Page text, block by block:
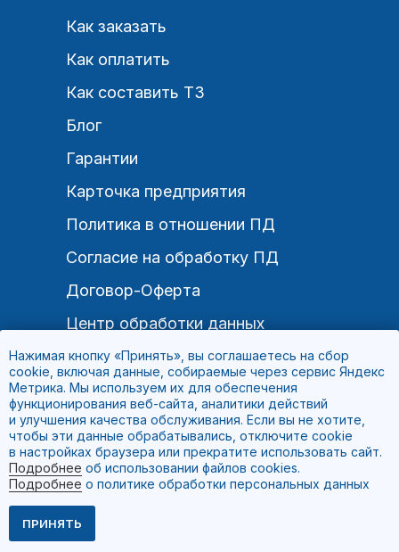
Меню
Связаться
Центр обработки данных
Договор-Оферта
Согласие на обработку ПД
Политика в отношении ПД
Карточка предприятия
Гарантии
Блог
Как составить ТЗ
Как оплатить
Как заказать
Все права защищены.2025
Нажимая кнопку «Принять», вы соглашаетесь на сбор
cookie, включая данные, собираемые через сервис Яндекс
Метрика. Мы используем их для обеспечения
функционирования веб-сайта, аналитики действий
и улучшения качества обслуживания. Если вы не хотите,
чтобы эти данные обрабатывались, отключите cookie
в настройках браузера или прекратите использовать сайт.
Подробнее об использовании файлов cookies.
Подробнее о политике обработки персональных данных
ПРИНЯТЬ